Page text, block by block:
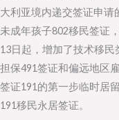
大利亚境内递交签证申请
未成年孩子802移民签证
13日起，增加了技术移
担保491签证和偏远地区
签证191的第一步临时居
191移民永居签证。